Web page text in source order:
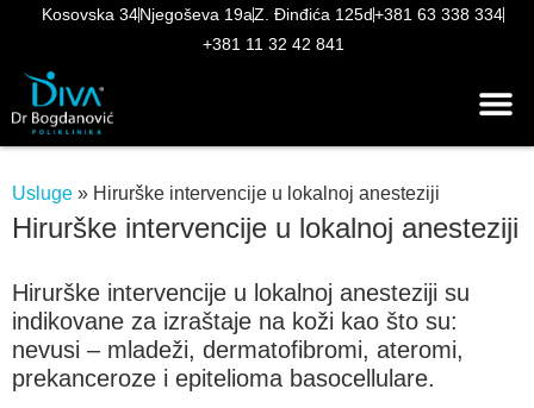
Kosovska 34Njegoševa 19aZ. Đinđića 125d+381 63 338 334
+381 11 32 42 841
Usluge » Hirurške intervencije u lokalnoj anesteziji
Hirurške intervencije u lokalnoj anesteziji
Hirurške intervencije u lokalnoj anesteziji su
indikovane za izraštaje na koži kao što su:
nevusi – mladeži, dermatofibromi, ateromi,
prekanceroze i epitelioma basocellulare.